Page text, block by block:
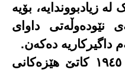
زیادبووندایە، بۆیە
نێودەوڵەتی داوای
داگیرکاریە دەکەن.
لەنێوان ساڵانی ١٩٤٢ بۆ ١٩٤٥ کاتێ هێزەکانی